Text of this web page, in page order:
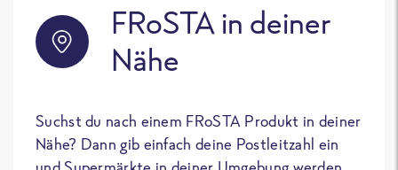
FRoSTA in deiner
Nähe
Suchst du nach einem FRoSTA Produkt in deiner
Nähe? Dann gib einfach deine Postleitzahl ein